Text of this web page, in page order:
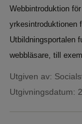
Webbintroduktion
yrkesintroduktionen
Utbildningsportalen
webbläsare, till
Utgiven av:
Utgivningsdatum: